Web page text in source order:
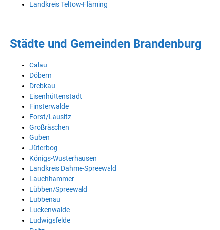
Landkreis Teltow-Fläming
Städte und Gemeinden Brandenburg
Calau
Döbern
Drebkau
Eisenhüttenstadt
Finsterwalde
Forst/Lausitz
Großräschen
Guben
Jüterbog
Königs-Wusterhausen
Landkreis Dahme-Spreewald
Lauchhammer
Lübben/Spreewald
Lübbenau
Luckenwalde
Ludwigsfelde